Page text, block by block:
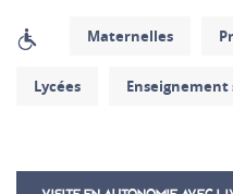
Maternelles
Lycées